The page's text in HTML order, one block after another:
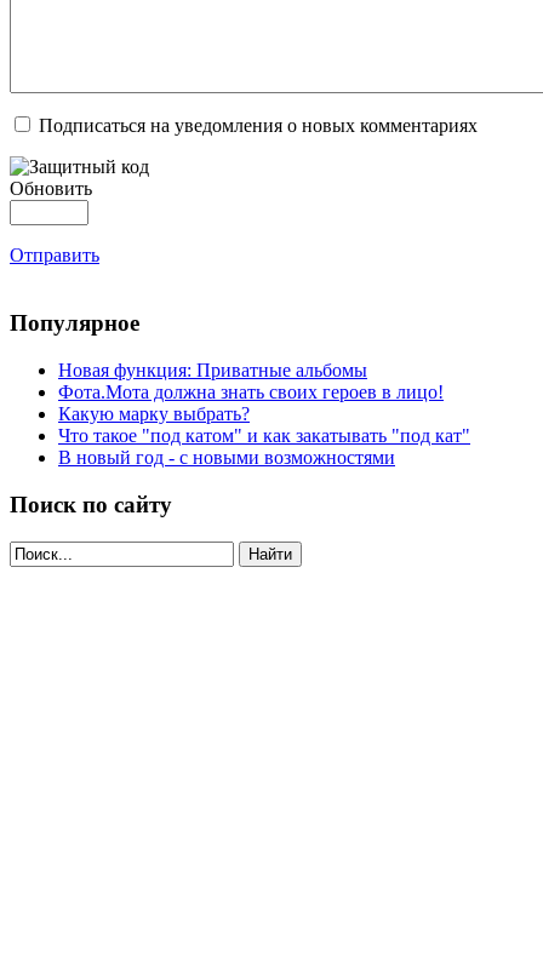
Подписаться на уведомления о новых комментариях
Обновить
Отправить
Популярное
Новая функция: Приватные альбомы
Фота.Мота должна знать своих героев в лицо!
Какую марку выбрать?
Что такое "под катом" и как закатывать "под кат"
В новый год - с новыми возможностями
Поиск по сайту
Найти